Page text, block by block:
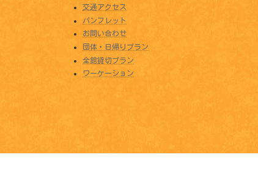
交通アクセス
パンフレット
お問い合わせ
団体・日帰りプラン
全館貸切プラン
ワーケーション